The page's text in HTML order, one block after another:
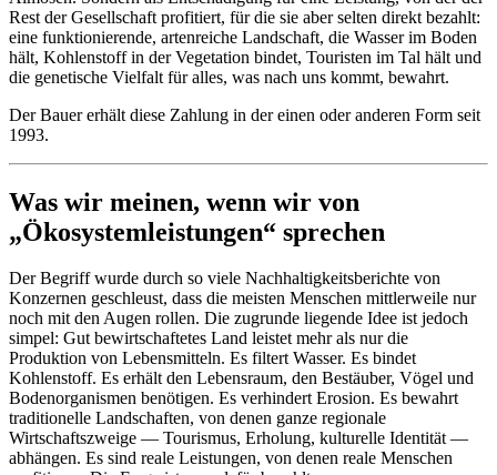
Rest der Gesellschaft profitiert, für die sie aber selten direkt bezahlt:
eine funktionierende, artenreiche Landschaft, die Wasser im Boden
hält, Kohlenstoff in der Vegetation bindet, Touristen im Tal hält und
die genetische Vielfalt für alles, was nach uns kommt, bewahrt.
Der Bauer erhält diese Zahlung in der einen oder anderen Form seit
1993.
Was wir meinen, wenn wir von
„Ökosystemleistungen“ sprechen
Der Begriff wurde durch so viele Nachhaltigkeitsberichte von
Konzernen geschleust, dass die meisten Menschen mittlerweile nur
noch mit den Augen rollen. Die zugrunde liegende Idee ist jedoch
simpel: Gut bewirtschaftetes Land leistet mehr als nur die
Produktion von Lebensmitteln. Es filtert Wasser. Es bindet
Kohlenstoff. Es erhält den Lebensraum, den Bestäuber, Vögel und
Bodenorganismen benötigen. Es verhindert Erosion. Es bewahrt
traditionelle Landschaften, von denen ganze regionale
Wirtschaftszweige — Tourismus, Erholung, kulturelle Identität —
abhängen. Es sind reale Leistungen, von denen reale Menschen